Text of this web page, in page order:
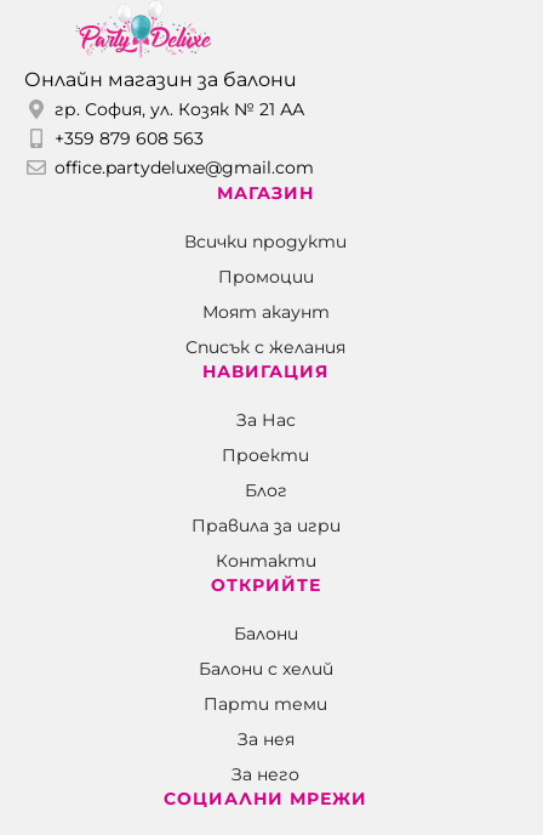
Онлайн магазин за балони
гр. София, ул. Козяк № 21 АА
+359 879 608 563
office.partydeluxe@gmail.com
МАГАЗИН
Всички продукти
Промоции
Моят акаунт
Списък с желания
НАВИГАЦИЯ
За Нас
Проекти
Блог
Правила за игри
Контакти
ОТКРИЙТЕ
Балони
Балони c хелий
Парти теми
За нея
За него
СОЦИАЛНИ МРЕЖИ